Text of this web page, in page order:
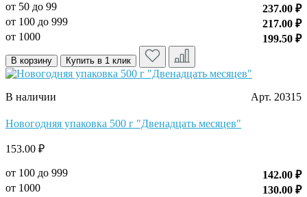
от 50 до 99
237.00 ₽
от 100 до 999
217.00 ₽
от 1000
199.50 ₽
В корзину Купить в 1 клик
В наличии Арт. 20315
Новогодняя упаковка 500 г "Двенадцать месяцев"
153.00 ₽
от 100 до 999
142.00 ₽
от 1000
130.00 ₽